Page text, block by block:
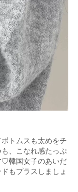
トムスも太めをチ
、こなれ感たっぷ
♡韓国女子のあいだ
もプラスしましょ